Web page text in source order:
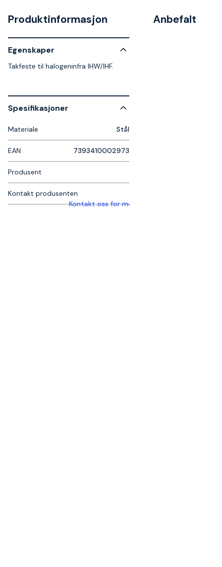
Produktinformasjon
Egenskaper
Takfeste til halogeninfra IHW/IHF.
Spesifikasjoner
Materiale Stål
EAN 7393410002973
Produsent
Kontakt produsenten
Kontakt oss for mer informasjon
Anbefalt